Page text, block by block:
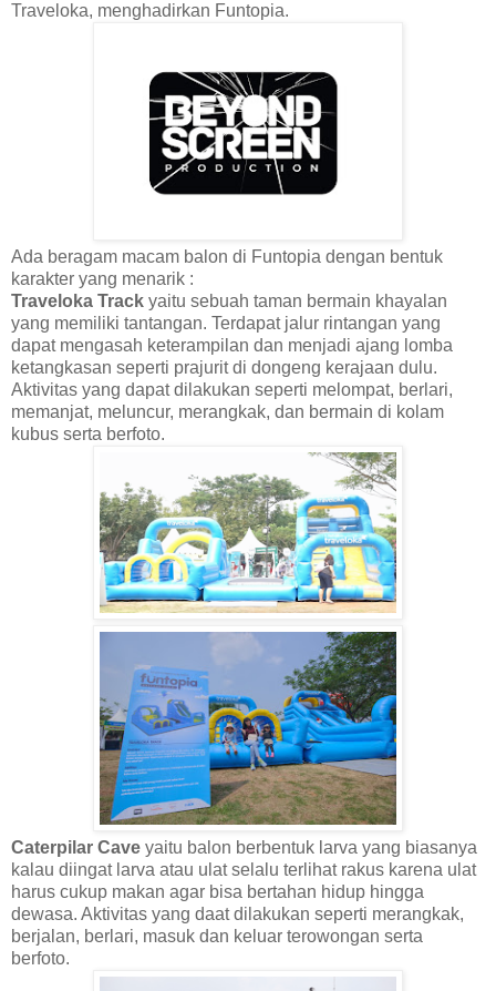
Traveloka, menghadirkan Funtopia.
Ada beragam macam balon di Funtopia dengan bentuk
karakter yang menarik :
Traveloka Track yaitu sebuah taman bermain khayalan
yang memiliki tantangan. Terdapat jalur rintangan yang
dapat mengasah keterampilan dan menjadi ajang lomba
ketangkasan seperti prajurit di dongeng kerajaan dulu.
Aktivitas yang dapat dilakukan seperti melompat, berlari,
memanjat, meluncur, merangkak, dan bermain di kolam
kubus serta berfoto.
Caterpilar Cave yaitu balon berbentuk larva yang biasanya
kalau diingat larva atau ulat selalu terlihat rakus karena ulat
harus cukup makan agar bisa bertahan hidup hingga
dewasa. Aktivitas yang daat dilakukan seperti merangkak,
berjalan, berlari, masuk dan keluar terowongan serta
berfoto.